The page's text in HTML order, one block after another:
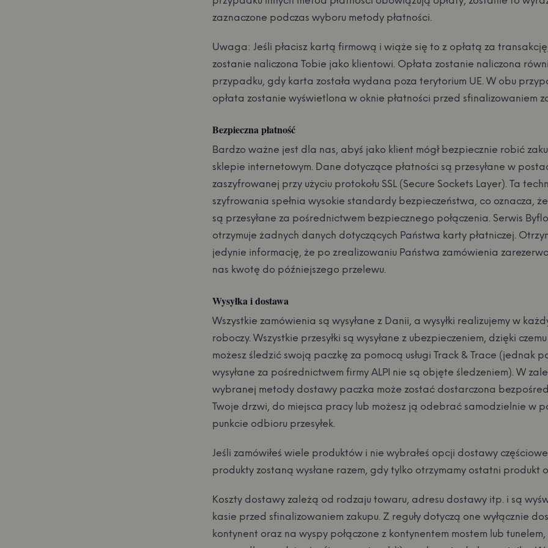
zaznaczone podczas wyboru metody płatności.
Uwaga: Jeśli płacisz kartą firmową i wiąże się to z opłatą za
zostanie naliczona Tobie jako klientowi. Opłata zostanie naliczona
przypadku, gdy karta została wydana poza terytorium UE. W obu
opłata zostanie wyświetlona w oknie płatności przed sfinalizowaniem
Bezpieczna płatność
Bardzo ważne jest dla nas, abyś jako klient mógł bezpiecznie robić
sklepie internetowym. Dane dotyczące płatności są przesyłane w
zaszyfrowanej przy użyciu protokołu SSL (Secure Sockets Layer). Ta
szyfrowania spełnia wysokie standardy bezpieczeństwa, co oznacza,
są przesyłane za pośrednictwem bezpiecznego połączenia. Serwis
otrzymuje żadnych danych dotyczących Państwa karty płatniczej.
jedynie informację, że po zrealizowaniu Państwa zamówienia
nas kwotę do późniejszego przelewu.
Wysyłka i dostawa
Wszystkie zamówienia są wysyłane z Danii, a wysyłki realizujemy w
roboczy. Wszystkie przesyłki są wysyłane z ubezpieczeniem, dzięki
możesz śledzić swoją paczkę za pomocą usługi Track & Trace (jednak
wysyłane za pośrednictwem firmy ALPI nie są objęte śledzeniem). W
wybranej metody dostawy paczka może zostać dostarczona
Twoje drzwi, do miejsca pracy lub możesz ją odebrać samodzielnie w
punkcie odbioru przesyłek.
Jeśli zamówiłeś wiele produktów i nie wybrałeś opcji dostawy
produkty zostaną wysłane razem, gdy tylko otrzymamy ostatni produkt
Koszty dostawy zależą od rodzaju towaru, adresu dostawy itp. i są
kasie przed sfinalizowaniem zakupu. Z reguły dotyczą one wyłącznie
kontynent oraz na wyspy połączone z kontynentem mostem lub